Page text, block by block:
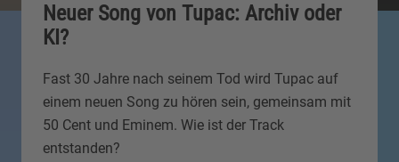
Neuer Song von Tupac: Archiv oder
KI?
Fast 30 Jahre nach seinem Tod wird Tupac auf
einem neuen Song zu hören sein, gemeinsam mit
50 Cent und Eminem. Wie ist der Track
entstanden?